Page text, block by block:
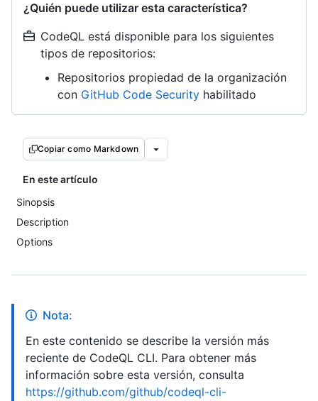
¿Quién puede utilizar esta característica?
CodeQL está disponible para los siguientes
tipos de repositorios:
Repositorios propiedad de la organización
con GitHub Code Security habilitado
Copiar como Markdown
En este artículo
Sinopsis
Description
Options
Nota:
En este contenido se describe la versión más
reciente de CodeQL CLI. Para obtener más
información sobre esta versión, consulta
https://github.com/github/codeql-cli-